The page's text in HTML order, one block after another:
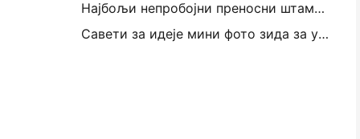
Најбољи непробојни преносни штампач за путовања, школу и мобилне радове: Ханин МТ620 Про Ревиев
Савети за идеје мини фото зида за украшавање спаваће собе и спаваће собе